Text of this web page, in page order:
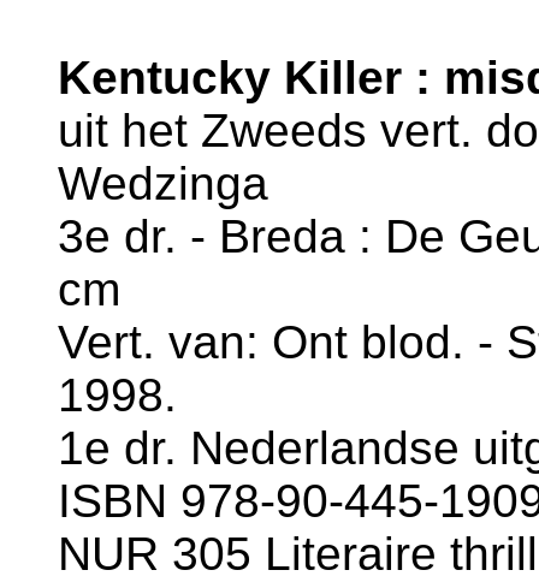
Kentucky Killer :
uit het Zweeds vert.
Wedzinga
3e dr. - Breda : De
cm
Vert. van: Ont blod. -
1998.
1e dr. Nederlandse
ISBN 978-90-445-
NUR 305 Literaire